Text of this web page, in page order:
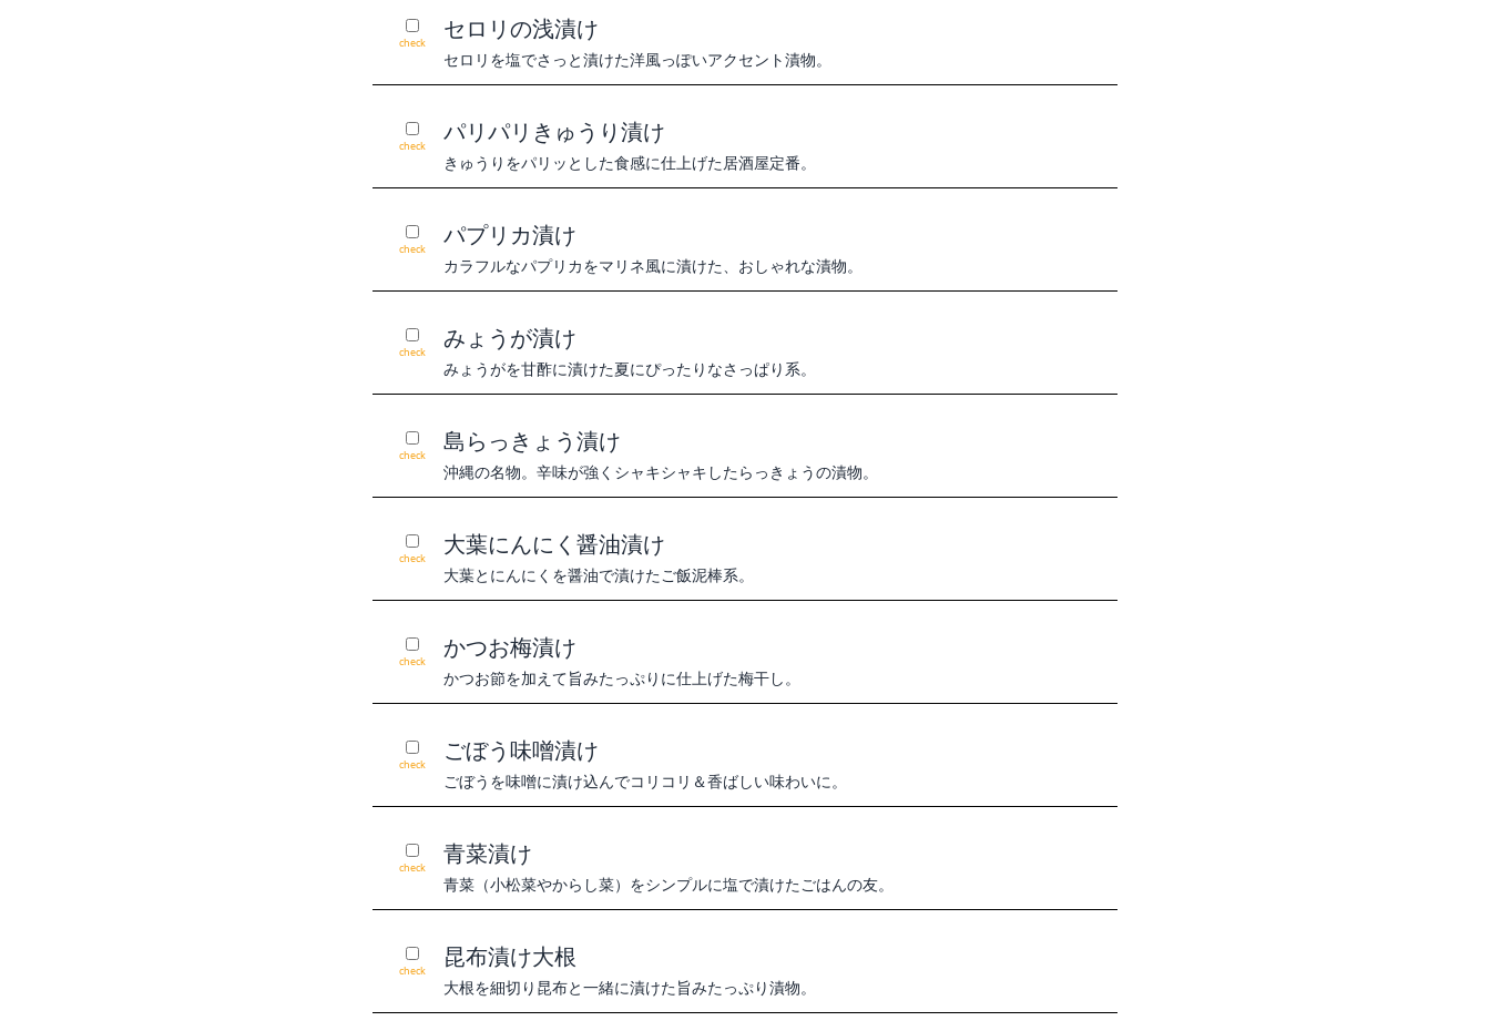
check セロリの浅漬け
セロリを塩でさっと漬けた洋風っぽいアクセント漬物。
check パリパリきゅうり漬け
きゅうりをパリッとした食感に仕上げた居酒屋定番。
check パプリカ漬け
カラフルなパプリカをマリネ風に漬けた、おしゃれな漬物。
check みょうが漬け
みょうがを甘酢に漬けた夏にぴったりなさっぱり系。
check 島らっきょう漬け
沖縄の名物。辛味が強くシャキシャキしたらっきょうの漬物。
check 大葉にんにく醤油漬け
大葉とにんにくを醤油で漬けたご飯泥棒系。
check かつお梅漬け
かつお節を加えて旨みたっぷりに仕上げた梅干し。
check ごぼう味噌漬け
ごぼうを味噌に漬け込んでコリコリ＆香ばしい味わいに。
check 青菜漬け
青菜（小松菜やからし菜）をシンプルに塩で漬けたごはんの友。
check 昆布漬け大根
大根を細切り昆布と一緒に漬けた旨みたっぷり漬物。